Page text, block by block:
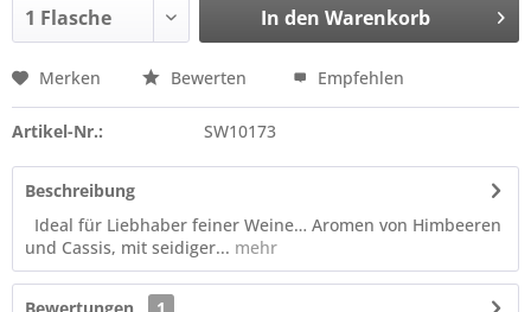
In den Warenkorb
Merken Bewerten Empfehlen
Artikel-Nr.: SW10173
Beschreibung
Ideal für Liebhaber feiner Weine… Aromen von Himbeeren
und Cassis, mit seidiger... mehr